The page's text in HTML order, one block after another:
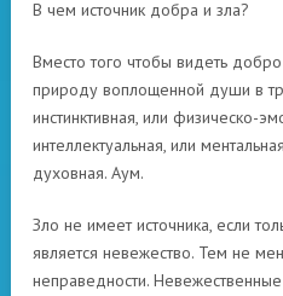
В чем источник добра и зла?
Вместо того чтобы видеть
природу воплощенной души в
инстинктивная, или физическо-
интеллектуальная, или
духовная. Аум.
Зло не имеет источника, если
является невежество. Тем не
неправедности.